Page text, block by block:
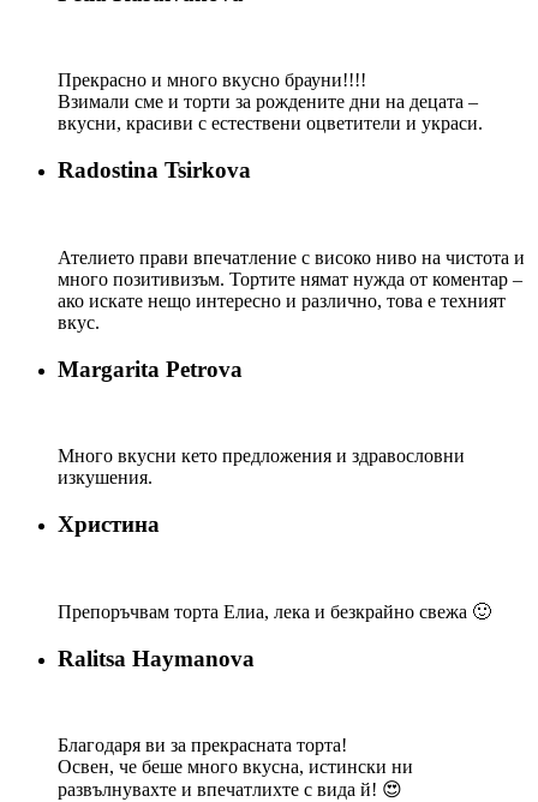
Прекрасно и много вкусно брауни!!!!
Взимали сме и торти за рождените дни на децата –
вкусни, красиви с естествени оцветители и украси.
Radostina Tsirkova
Ателието прави впечатление с високо ниво на чистота и
много позитивизъм. Тортите нямат нужда от коментар –
ако искате нещо интересно и различно, това е техният
вкус.
Margarita Petrova
Много вкусни кето предложения и здравословни
изкушения.
Христина
Препоръчвам торта Елиа, лека и безкрайно свежа 🙂
Ralitsa Haymanova
Благодаря ви за прекрасната торта!
Освен, че беше много вкусна, истински ни
развълнувахте и впечатлихте с вида й! 😍